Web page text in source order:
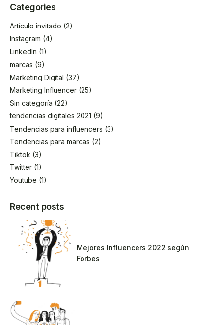
Categories
Artículo invitado (2)
Instagram (4)
LinkedIn (1)
marcas (9)
Marketing Digital (37)
Marketing Influencer (25)
Sin categoría (22)
tendencias digitales 2021 (9)
Tendencias para influencers (3)
Tendencias para marcas (2)
Tiktok (3)
Twitter (1)
Youtube (1)
Recent posts
Mejores Influencers 2022 según
Forbes